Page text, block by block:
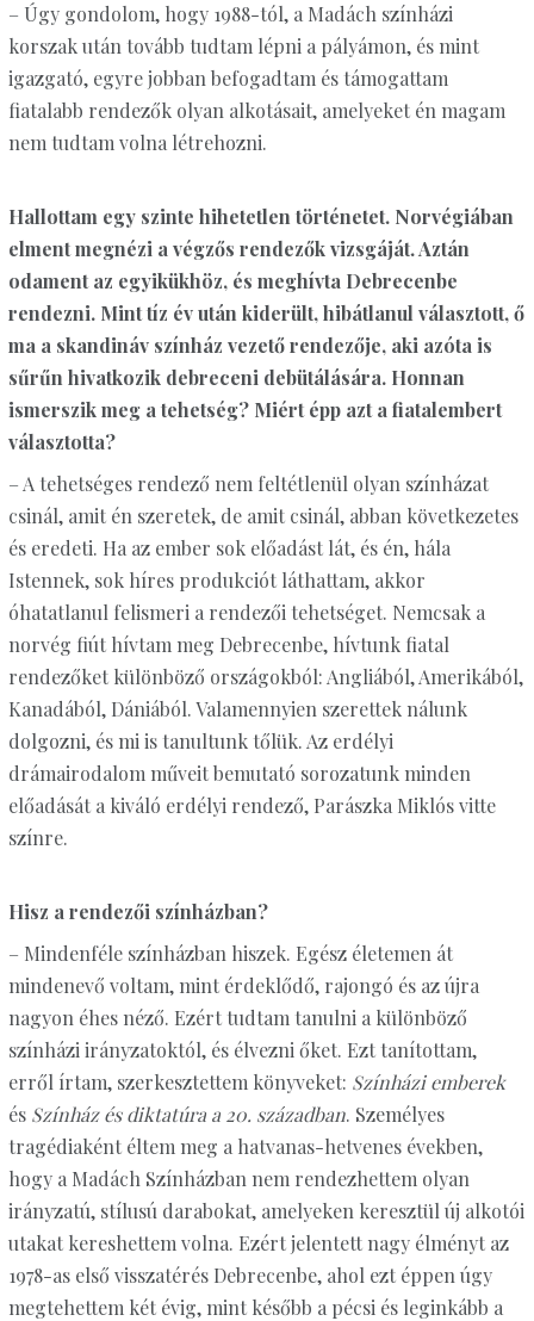
– Úgy gondolom, hogy 1988-tól, a Madách színházi
korszak után tovább tudtam lépni a pályámon, és mint
igazgató, egyre jobban befogadtam és támogattam
fiatalabb rendezők olyan alkotásait, amelyeket én magam
nem tudtam volna létrehozni.
Hallottam egy szinte hihetetlen történetet. Norvégiában
elment megnézi a végzős rendezők vizsgáját. Aztán
odament az egyikükhöz, és meghívta Debrecenbe
rendezni. Mint tíz év után kiderült, hibátlanul választott, ő
ma a skandináv színház vezető rendezője, aki azóta is
sűrűn hivatkozik debreceni debütálására. Honnan
ismerszik meg a tehetség? Miért épp azt a fiatalembert
választotta?
– A tehetséges rendező nem feltétlenül olyan színházat
csinál, amit én szeretek, de amit csinál, abban következetes
és eredeti. Ha az ember sok előadást lát, és én, hála
Istennek, sok híres produkciót láthattam, akkor
óhatatlanul felismeri a rendezői tehetséget. Nemcsak a
norvég fiút hívtam meg Debrecenbe, hívtunk fiatal
rendezőket különböző országokból: Angliából, Amerikából,
Kanadából, Dániából. Valamennyien szerettek nálunk
dolgozni, és mi is tanultunk tőlük. Az erdélyi
drámairodalom műveit bemutató sorozatunk minden
előadását a kiváló erdélyi rendező, Parászka Miklós vitte
színre.
Hisz a rendezői színházban?
– Mindenféle színházban hiszek. Egész életemen át
mindenevő voltam, mint érdeklődő, rajongó és az újra
nagyon éhes néző. Ezért tudtam tanulni a különböző
színházi irányzatoktól, és élvezni őket. Ezt tanítottam,
erről írtam, szerkesztettem könyveket: Színházi emberek
és Színház és diktatúra a 20. században. Személyes
tragédiaként éltem meg a hatvanas-hetvenes években,
hogy a Madách Színházban nem rendezhettem olyan
irányzatú, stílusú darabokat, amelyeken keresztül új alkotói
utakat kereshettem volna. Ezért jelentett nagy élményt az
1978-as első visszatérés Debrecenbe, ahol ezt éppen úgy
megtehettem két évig, mint később a pécsi és leginkább a